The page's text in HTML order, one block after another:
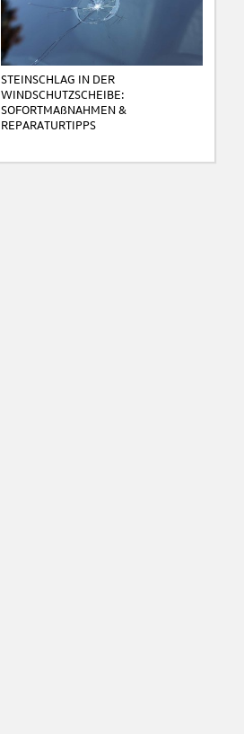
STEINSCHLAG IN DER
WINDSCHUTZSCHEIBE:
SOFORTMAßNAHMEN &
REPARATURTIPPS